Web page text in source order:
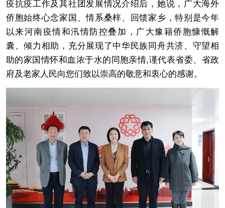
疫抗疫工作及其社团发展情况介绍后，她说，广大海外
侨胞始终心念家国、情系桑梓、回馈家乡，特别是今年
以来河南疫情和汛情防控叠加，广大豫籍侨胞慷慨解
囊、倾力相助，充分展现了中华民族同舟共济、守望相
助的家国情怀和血浓于水的同胞亲情,谨代表省委、省政
府及老家人民向您们致以崇高的敬意和衷心的感谢。